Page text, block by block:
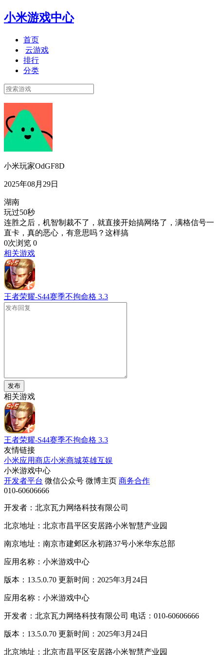
小米游戏中心
首页
云游戏
排行
分类
小米玩家OdGF8D
2025年08月29日
湖南
玩过50秒
连胜之后，机智制裁不了，就直接开始搞网络了，满格信号一
直卡，真的恶心，有意思吗？这样搞
0次浏览 0
相关游戏
王者荣耀-S44赛季不拘命格 3.3
发布
相关游戏
王者荣耀-S44赛季不拘命格 3.3
友情链接
小米应用商店小米商城英雄互娱
小米游戏中心
开发者平台 微信公众号 微博主页 商务合作
010-60606666
开发者：北京瓦力网络科技有限公司
北京地址：北京市昌平区安居路小米智慧产业园
南京地址：南京市建邺区永初路37号小米华东总部
应用名称：小米游戏中心
版本：13.5.0.70 更新时间：2025年3月24日
应用名称：小米游戏中心
开发者：北京瓦力网络科技有限公司 电话：010-60606666
版本：13.5.0.70 更新时间：2025年3月24日
北京地址：北京市昌平区安居路小米智慧产业园